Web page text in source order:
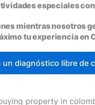
especiales
mientras nosotros
tu experiencia en
un diagnóstico libre de